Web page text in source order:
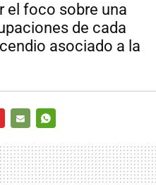
el foco sobre una
de cada
asociado a la
MAIL